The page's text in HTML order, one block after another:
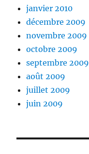
janvier 2010
décembre 2009
novembre 2009
octobre 2009
septembre 2009
août 2009
juillet 2009
juin 2009